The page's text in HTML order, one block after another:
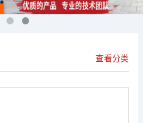
查看分类